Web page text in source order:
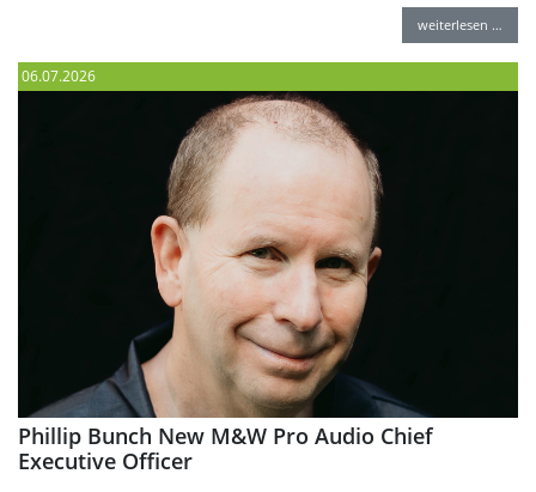
weiterlesen …
06.07.2026
Phillip Bunch New M&W Pro Audio Chief
Executive Officer